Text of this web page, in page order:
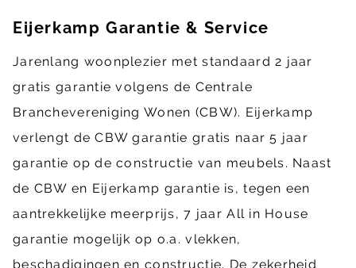
Eijerkamp Garantie & Service
Jarenlang woonplezier met standaard 2 jaar
gratis garantie volgens de Centrale
Branchevereniging Wonen (CBW). Eijerkamp
verlengt de CBW garantie gratis naar 5 jaar
garantie op de constructie van meubels. Naast
de CBW en Eijerkamp garantie is, tegen een
aantrekkelijke meerprijs, 7 jaar All in House
garantie mogelijk op o.a. vlekken,
beschadigingen en constructie. De zekerheid